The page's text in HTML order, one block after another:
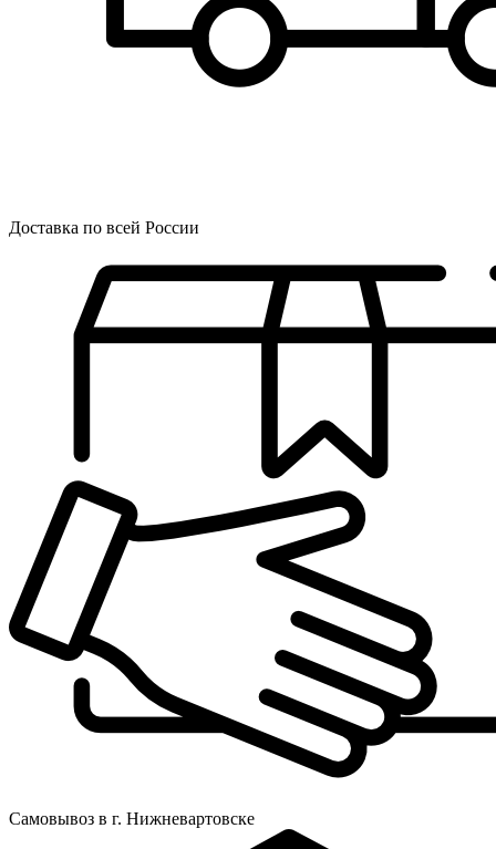
Доставка по всей России
Самовывоз в г. Нижневартовске